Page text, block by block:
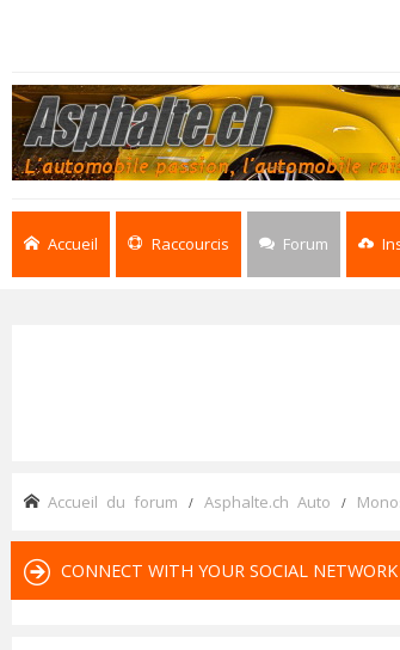
Accueil Raccourcis Forum
Accueil du forum Asphalte.ch Auto
CONNECT WITH YOUR SOCIAL